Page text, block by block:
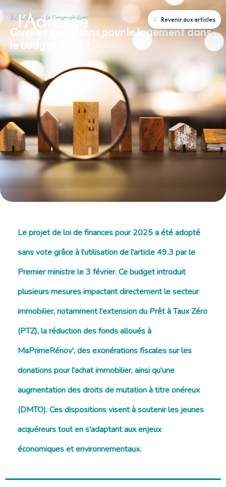
Revenir aux articles
Actualités de l'immobilier
Quelles évolutions pour le logement dans
le budget 2025 ?
Le projet de loi de finances pour 2025 a été adopté
sans vote grâce à l'utilisation de l'article 49.3 par le
Premier ministre le 3 février. Ce budget introduit
plusieurs mesures impactant directement le secteur
immobilier, notamment l'extension du Prêt à Taux Zéro
(PTZ), la réduction des fonds alloués à
MaPrimeRénov', des exonérations fiscales sur les
donations pour l'achat immobilier, ainsi qu'une
augmentation des droits de mutation à titre onéreux
(DMTO). Ces dispositions visent à soutenir les jeunes
acquéreurs tout en s'adaptant aux enjeux
économiques et environnementaux.